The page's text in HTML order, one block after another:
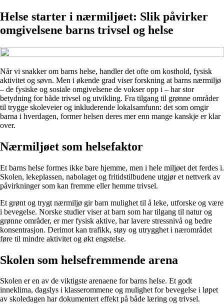
Helse starter i nærmiljøet: Slik påvirker
omgivelsene barns trivsel og helse
Når vi snakker om barns helse, handler det ofte om kosthold, fysisk
aktivitet og søvn. Men i økende grad viser forskning at barns nærmiljø
– de fysiske og sosiale omgivelsene de vokser opp i – har stor
betydning for både trivsel og utvikling. Fra tilgang til grønne områder
til trygge skoleveier og inkluderende lokalsamfunn: det som omgir
barna i hverdagen, former helsen deres mer enn mange kanskje er klar
over.
Nærmiljøet som helsefaktor
Et barns helse formes ikke bare hjemme, men i hele miljøet det ferdes i.
Skolen, lekeplassen, nabolaget og fritidstilbudene utgjør et nettverk av
påvirkninger som kan fremme eller hemme trivsel.
Et grønt og trygt nærmiljø gir barn mulighet til å leke, utforske og være
i bevegelse. Norske studier viser at barn som har tilgang til natur og
grønne områder, er mer fysisk aktive, har lavere stressnivå og bedre
konsentrasjon. Derimot kan trafikk, støy og utrygghet i nærområdet
føre til mindre aktivitet og økt engstelse.
Skolen som helsefremmende arena
Skolen er en av de viktigste arenaene for barns helse. Et godt
inneklima, dagslys i klasserommene og mulighet for bevegelse i løpet
av skoledagen har dokumentert effekt på både læring og trivsel.